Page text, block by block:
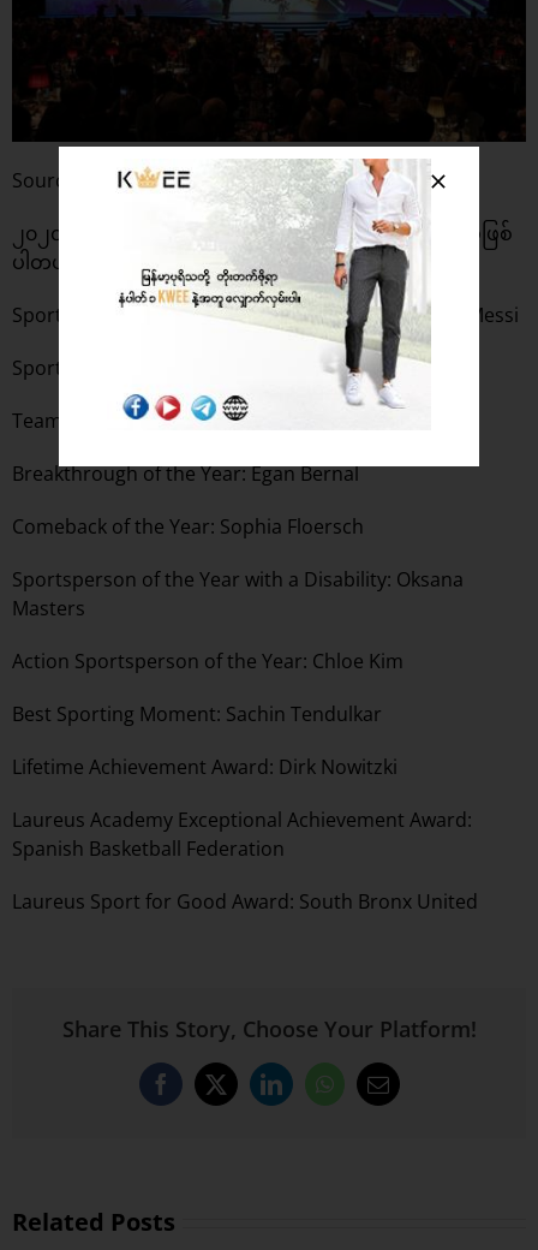
Source: AI Jazeera
၂၀၂၀ မှာ ဆုရရှိခဲ့ကြတဲ့သူတွေကတော့ အောက်ပါအတိုင်းပဲဖြစ်
ပါတယ်။
Sportsman of the Year: Lewis Hamilton and Lionel Messi
Sportswoman of the Year: Simone Biles
Team of the Year: South Africa Men’s Rugby Team
Breakthrough of the Year: Egan Bernal
Comeback of the Year: Sophia Floersch
Sportsperson of the Year with a Disability: Oksana
Masters
Action Sportsperson of the Year: Chloe Kim
Best Sporting Moment: Sachin Tendulkar
Lifetime Achievement Award: Dirk Nowitzki
Laureus Academy Exceptional Achievement Award:
Spanish Basketball Federation
Laureus Sport for Good Award: South Bronx United
Share This Story, Choose Your Platform!
Facebook
X LinkedInWhatsApp
Email
Related Posts